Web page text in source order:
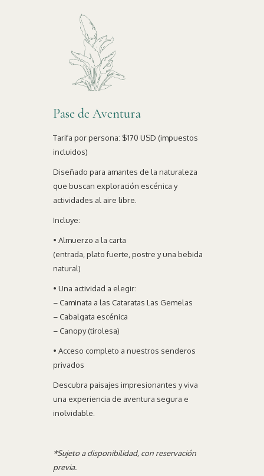
Pase de Aventura
Tarifa por persona: $170 USD (impuestos
incluidos)
Diseñado para amantes de la naturaleza
que buscan exploración escénica y
actividades al aire libre.
Incluye:
• Almuerzo a la carta
(entrada, plato fuerte, postre y una bebida
natural)
• Una actividad a elegir:
– Caminata a las Cataratas Las Gemelas
– Cabalgata escénica
– Canopy (tirolesa)
• Acceso completo a nuestros senderos
privados
Descubra paisajes impresionantes y viva
una experiencia de aventura segura e
inolvidable.
*Sujeto a disponibilidad, con reservación
previa.